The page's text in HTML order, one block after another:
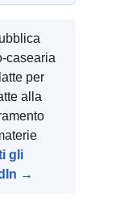
casearia
per
alla
gli
→